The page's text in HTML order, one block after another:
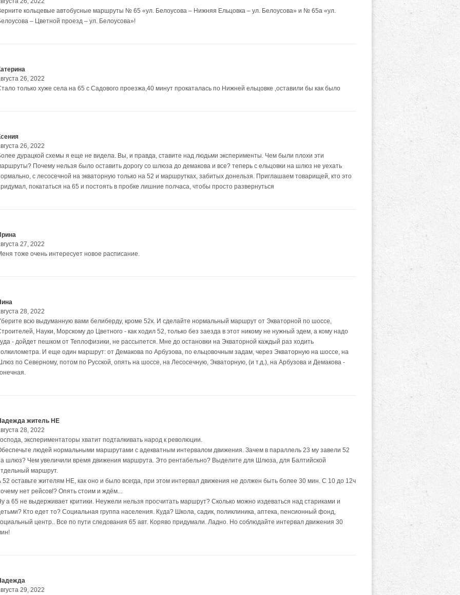
кольцевые автобусные маршруты № 65 «ул. Белоусова – Нижняя Ельцовка – ул. Белоусова» и № 65а «ул.
– Цветной проезд – ул. Белоусова»!
26, 2022
только хуже села на 65 с Садового проезжа,40 минут прокаталась по Нижней ельцовке ,оставили бы как было
26, 2022
дурацкой схемы я еще не видела. Вы, и правда, ставите над людьми эксперименты. Чем были плохи эти
Почему нельзя было оставить дорогу со шлюза до демакова и все? теперь с ельцовки на шлюз не уехать
с лесосечной на экваторную только на 52 и маршрутках, забитых донельзя. Приглашаем товарищей, кто это
покататься на 65 и постоять в пробке лишние полчаса, чтобы просто развернуться
27, 2022
тоже очень интересует новое расписание.
28, 2022
всю выдуманную вами белиберду, кроме 52к. И сделайте нормальный маршрут от Экваторной по шоссе,
Науки, Морскому до Цветного - как ходил 52, только без заезда в этот никому не нужный эдем, а кому надо
- дойдет пешком от Теплофизики, не рассыпется. Мне до остановки на Экваторной каждый раз ходить
И еще один маршрут: от Демакова по Арбузова, по ельцовочным задам, через Экваторную на шоссе, на
по Северному, потом по Русской, опять на шоссе, на Лесосечную, Экваторную, (и т.д.), на Арбузова и Демакова -
житель НЕ
28, 2022
экспериментаторы хватит подталкивать народ к революции.
людей нормальными маршрутами с адекватным интервалом движения. Зачем в параллель 23 му завели 52
шлюз? Чем увеличили время движения маршрута. Это рентабельно? Выделите для Шлюза, для Балтийской
маршрут.
52 оставьте жителям НЕ, как оно и было всегда, при этом интервал движения не должен быть более 30 мин. С 10 до 12ч
нет рейсов!? Опять стоим и ждём...
а 65 не выдерживает критики. Неужели нельзя просчитать маршрут? Сколько можно издеваться над стариками и
Кто едет то? Социальная группа населения. Куда? Школа, садик, поликлиника, аптека, пенсионный фонд,
центр.. Все по пути следования 65 авт. Коряво придумали. Ладно. Но соблюдайте интервал движения 30
29, 2022